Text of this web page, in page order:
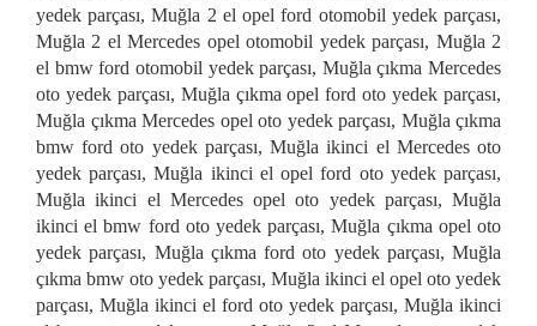
yedek parçası, Muğla 2 el opel ford otomobil yedek parçası,
Muğla 2 el Mercedes opel otomobil yedek parçası, Muğla 2
el bmw ford otomobil yedek parçası, Muğla çıkma Mercedes
oto yedek parçası, Muğla çıkma opel ford oto yedek parçası,
Muğla çıkma Mercedes opel oto yedek parçası, Muğla çıkma
bmw ford oto yedek parçası, Muğla ikinci el Mercedes oto
yedek parçası, Muğla ikinci el opel ford oto yedek parçası,
Muğla ikinci el Mercedes opel oto yedek parçası, Muğla
ikinci el bmw ford oto yedek parçası, Muğla çıkma opel oto
yedek parçası, Muğla çıkma ford oto yedek parçası, Muğla
çıkma bmw oto yedek parçası, Muğla ikinci el opel oto yedek
parçası, Muğla ikinci el ford oto yedek parçası, Muğla ikinci